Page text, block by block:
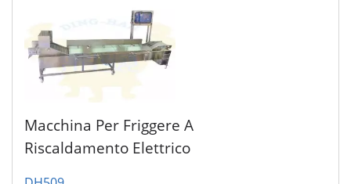
Macchina Per Friggere A
Riscaldamento Elettrico